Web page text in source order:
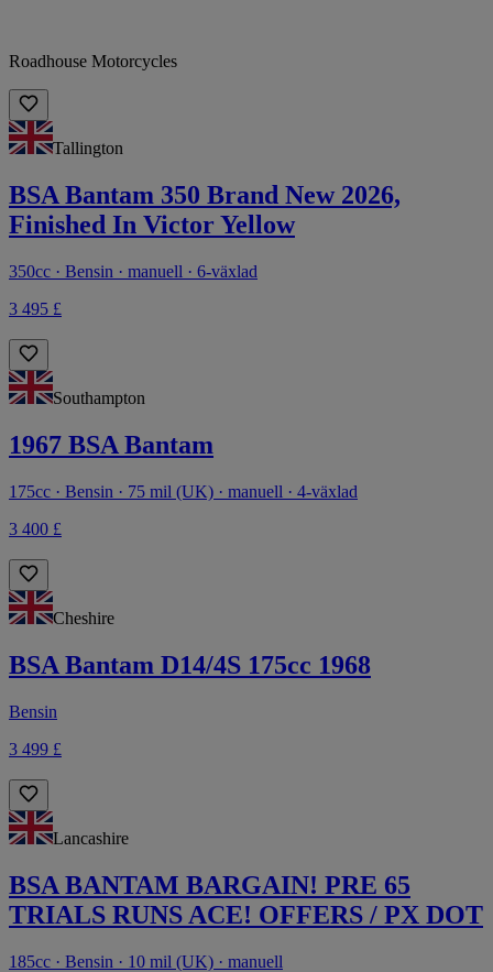
Roadhouse Motorcycles
Tallington
BSA Bantam 350 Brand New 2026,
Finished In Victor Yellow
350cc · Bensin · manuell · 6-växlad
3 495 £
Southampton
1967 BSA Bantam
175cc · Bensin · 75 mil (UK) · manuell · 4-växlad
3 400 £
Cheshire
BSA Bantam D14/4S 175cc 1968
Bensin
3 499 £
Lancashire
BSA BANTAM BARGAIN! PRE 65
TRIALS RUNS ACE! OFFERS / PX DOT
185cc · Bensin · 10 mil (UK) · manuell